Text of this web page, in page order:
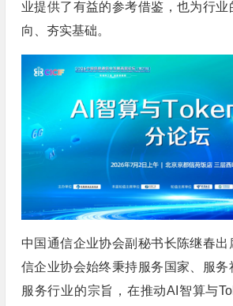
业提供了有益的参考借鉴，也为行
向、夯实基础。
中国通信企业协会副秘书长陈继春出
信企业协会始终秉持服务国家、服务
服务行业的宗旨，在推动AI智算与